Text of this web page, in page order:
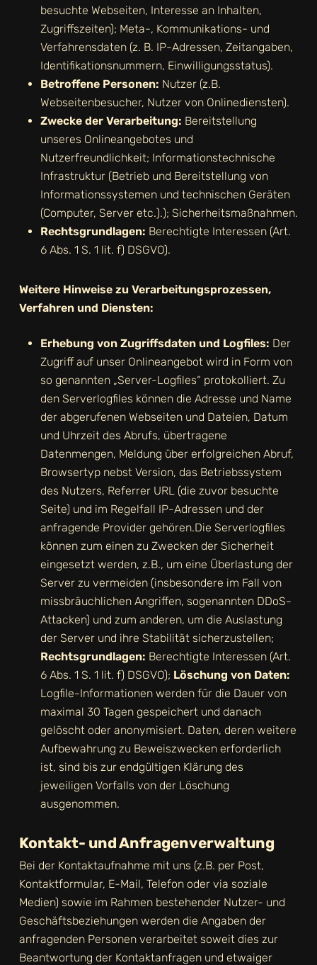
besuchte Webseiten, Interesse an Inhalten,
Zugriffszeiten); Meta-, Kommunikations- und
Verfahrensdaten (z. B. IP-Adressen, Zeitangaben,
Identifikationsnummern, Einwilligungsstatus).
Betroffene Personen: Nutzer (z.B.
Webseitenbesucher, Nutzer von Onlinediensten).
Zwecke der Verarbeitung: Bereitstellung
unseres Onlineangebotes und
Nutzerfreundlichkeit; Informationstechnische
Infrastruktur (Betrieb und Bereitstellung von
Informationssystemen und technischen Geräten
(Computer, Server etc.).); Sicherheitsmaßnahmen.
Rechtsgrundlagen: Berechtigte Interessen (Art.
6 Abs. 1 S. 1 lit. f) DSGVO).
Weitere Hinweise zu Verarbeitungsprozessen,
Verfahren und Diensten:
Erhebung von Zugriffsdaten und Logfiles: Der
Zugriff auf unser Onlineangebot wird in Form von
so genannten „Server-Logfiles“ protokolliert. Zu
den Serverlogfiles können die Adresse und Name
der abgerufenen Webseiten und Dateien, Datum
und Uhrzeit des Abrufs, übertragene
Datenmengen, Meldung über erfolgreichen Abruf,
Browsertyp nebst Version, das Betriebssystem
des Nutzers, Referrer URL (die zuvor besuchte
Seite) und im Regelfall IP-Adressen und der
anfragende Provider gehören.Die Serverlogfiles
können zum einen zu Zwecken der Sicherheit
eingesetzt werden, z.B., um eine Überlastung der
Server zu vermeiden (insbesondere im Fall von
missbräuchlichen Angriffen, sogenannten DDoS-
Attacken) und zum anderen, um die Auslastung
der Server und ihre Stabilität sicherzustellen;
Rechtsgrundlagen: Berechtigte Interessen (Art.
6 Abs. 1 S. 1 lit. f) DSGVO); Löschung von Daten:
Logfile-Informationen werden für die Dauer von
maximal 30 Tagen gespeichert und danach
gelöscht oder anonymisiert. Daten, deren weitere
Aufbewahrung zu Beweiszwecken erforderlich
ist, sind bis zur endgültigen Klärung des
jeweiligen Vorfalls von der Löschung
ausgenommen.
Kontakt- und Anfragenverwaltung
Bei der Kontaktaufnahme mit uns (z.B. per Post,
Kontaktformular, E-Mail, Telefon oder via soziale
Medien) sowie im Rahmen bestehender Nutzer- und
Geschäftsbeziehungen werden die Angaben der
anfragenden Personen verarbeitet soweit dies zur
Beantwortung der Kontaktanfragen und etwaiger